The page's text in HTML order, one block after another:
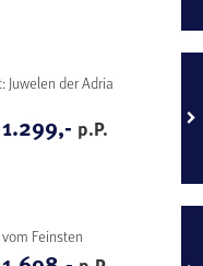
Juwelen der Adria
p.P.
Feinsten